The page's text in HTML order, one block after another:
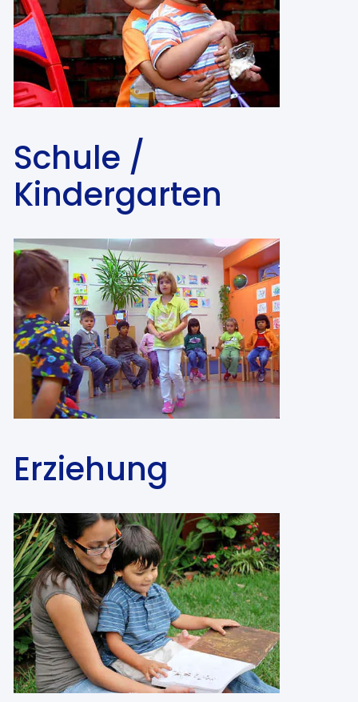
Schule /
Kindergarten
Erziehung